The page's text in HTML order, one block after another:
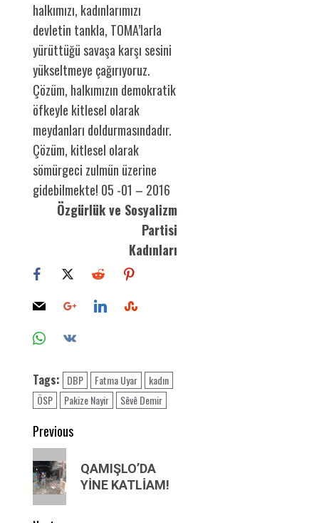
halkımızı, kadınlarımızı
devletin tankla, TOMA’larla
yürüttüğü savaşa karşı sesini
yükseltmeye çağırıyoruz.
Çözüm, halkımızın demokratik
öfkeyle kitlesel olarak
meydanları doldurmasındadır.
Çözüm, kitlesel olarak
sömürgeci zulmün üzerine
gidebilmekte! 05 -01 – 2016
Özgürlük ve Sosyalizm
Partisi
Kadınları
Tags: DBP Fatma Uyar
kadın
ÖSP
Pakize Nayir Sêvê Demir
Post
navigation
Previous
Previous
post:
QAMIŞLO’DA
YİNE KATLİAM!